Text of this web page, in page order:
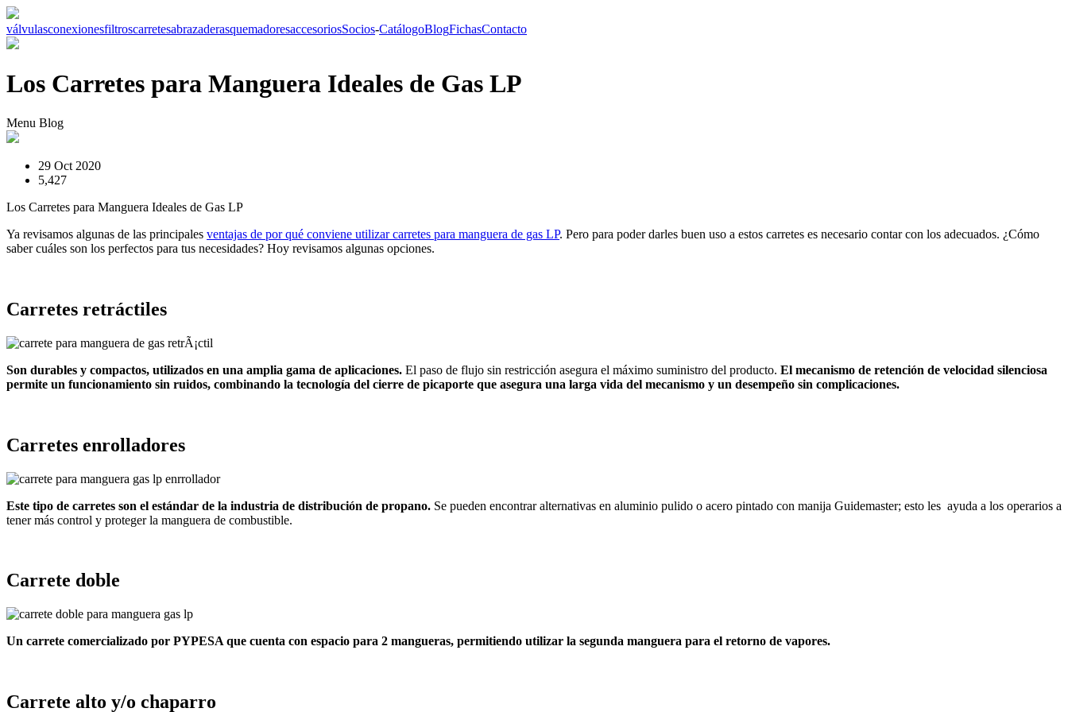
válvulasconexionesfiltroscarretesabrazaderasquemadoresaccesoriosSocios-CatálogoBlogFichasContacto
Los Carretes para Manguera Ideales de Gas LP
Menu Blog
29 Oct 2020
5,427
Los Carretes para Manguera Ideales de Gas LP
Ya revisamos algunas de las principales ventajas de por qué conviene utilizar carretes para manguera de gas LP. Pero para poder darles buen uso a estos carretes es necesario contar con los adecuados. ¿Cómo
saber cuáles son los perfectos para tus necesidades? Hoy revisamos algunas opciones.
Carretes retráctiles
Son durables y compactos, utilizados en una amplia gama de aplicaciones. El paso de flujo sin restricción asegura el máximo suministro del producto. El mecanismo de retención de velocidad silenciosa
permite un funcionamiento sin ruidos, combinando la tecnología del cierre de picaporte que asegura una larga vida del mecanismo y un desempeño sin complicaciones.
Carretes enrolladores
Este tipo de carretes son el estándar de la industria de distribución de propano. Se pueden encontrar alternativas en aluminio pulido o acero pintado con manija Guidemaster; esto les ayuda a los operarios a
tener más control y proteger la manguera de combustible.
Carrete doble
Un carrete comercializado por PYPESA que cuenta con espacio para 2 mangueras, permitiendo utilizar la segunda manguera para el retorno de vapores.
Carrete alto y/o chaparro